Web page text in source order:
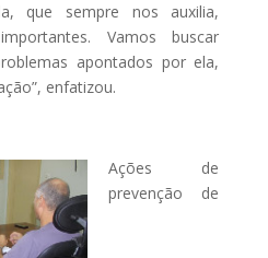
que sempre nos auxilia,
Vamos buscar
apontados por ela,
enfatizou.
Ações de
prevenção de